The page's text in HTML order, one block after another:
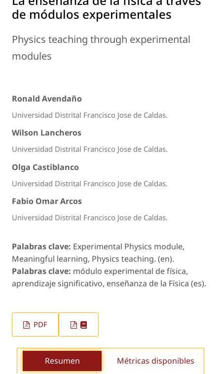
de módulos experimentales
Physics teaching through experimental
modules
Ronald Avendaño
Universidad Distrital Francisco Jose de Caldas.
Wilson Lancheros
Universidad Distrital Francisco Jose de Caldas.
Olga Castiblanco
Universidad Distrital Francisco Jose de Caldas.
Fabio Omar Arcos
Universidad Distrital Francisco Jose de Caldas.
Palabras clave: Experimental Physics module,
Meaningful learning, Physics teaching. (en).
Palabras clave: módulo experimental de física,
aprendizaje significativo, enseñanza de la Física (es).
PDF
Resumen Métricas disponibles